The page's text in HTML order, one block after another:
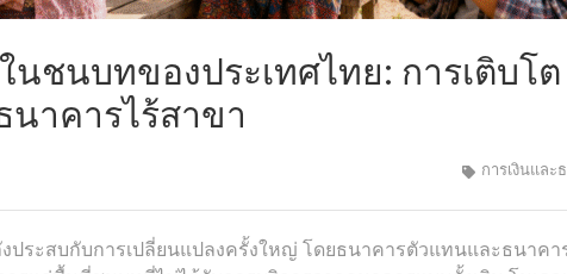
นชนบทของประเทศไทย: การเติบโต
าคารไร้สาขา
การเงินและ
ประสบกับการเปลี่ยนแปลงครั้งใหญ่ โดยธนาคารตัวแทนและธนาคา